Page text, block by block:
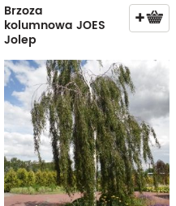
Brzoza
kolumnowa JOES
Jolep